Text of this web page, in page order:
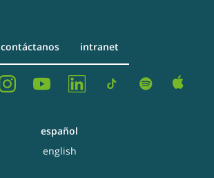
contáctanos intranet
español
english